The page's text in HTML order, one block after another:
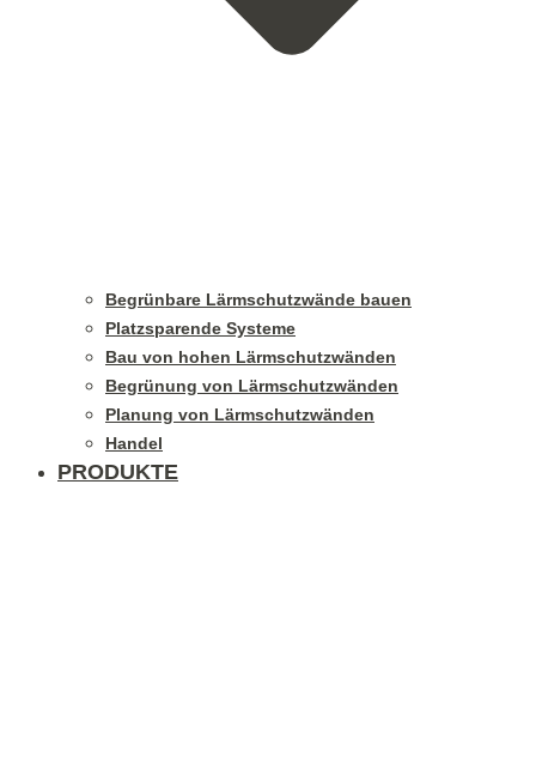
Begrünbare Lärmschutzwände bauen
Platzsparende Systeme
Bau von hohen Lärmschutzwänden
Begrünung von Lärmschutzwänden
Planung von Lärmschutzwänden
Handel
PRODUKTE